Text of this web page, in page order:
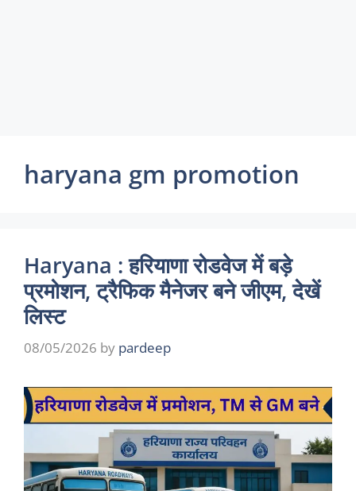
haryana gm promotion
Haryana : हरियाणा रोडवेज में बड़े
प्रमोशन, ट्रैफिक मैनेजर बने जीएम, देखें
लिस्ट
08/05/2026 by pardeep